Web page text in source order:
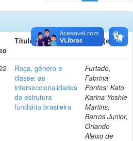
Título Autor(es)
Raça, gênero e
classe: as
interseccionalidades
da estrutura
fundiária brasileira
Furtado,
Fabrina
Pontes; Kato,
Karina Yoshie
Martins;
Barros Junior,
Orlando
Aleixo de